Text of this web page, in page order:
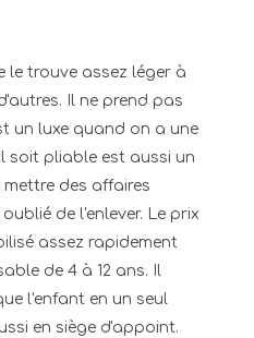
le trouve assez léger à
Il ne prend pas
un luxe quand on a une
soit pliable est aussi un
des affaires
de l'enlever. Le prix
assez rapidement
de 4 à 12 ans. Il
l'enfant en un seul
en siège d'appoint.